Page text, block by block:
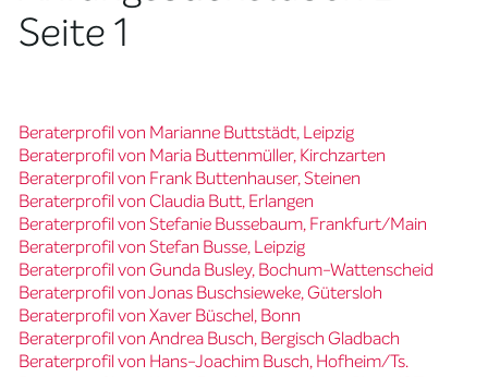
Seite 1
Beraterprofil von Marianne Buttstädt, Leipzig
Beraterprofil von Maria Buttenmüller, Kirchzarten
Beraterprofil von Frank Buttenhauser, Steinen
Beraterprofil von Claudia Butt, Erlangen
Beraterprofil von Stefanie Bussebaum, Frankfurt/Main
Beraterprofil von Stefan Busse, Leipzig
Beraterprofil von Gunda Busley, Bochum-Wattenscheid
Beraterprofil von Jonas Buschsieweke, Gütersloh
Beraterprofil von Xaver Büschel, Bonn
Beraterprofil von Andrea Busch, Bergisch Gladbach
Beraterprofil von Hans-Joachim Busch, Hofheim/Ts.